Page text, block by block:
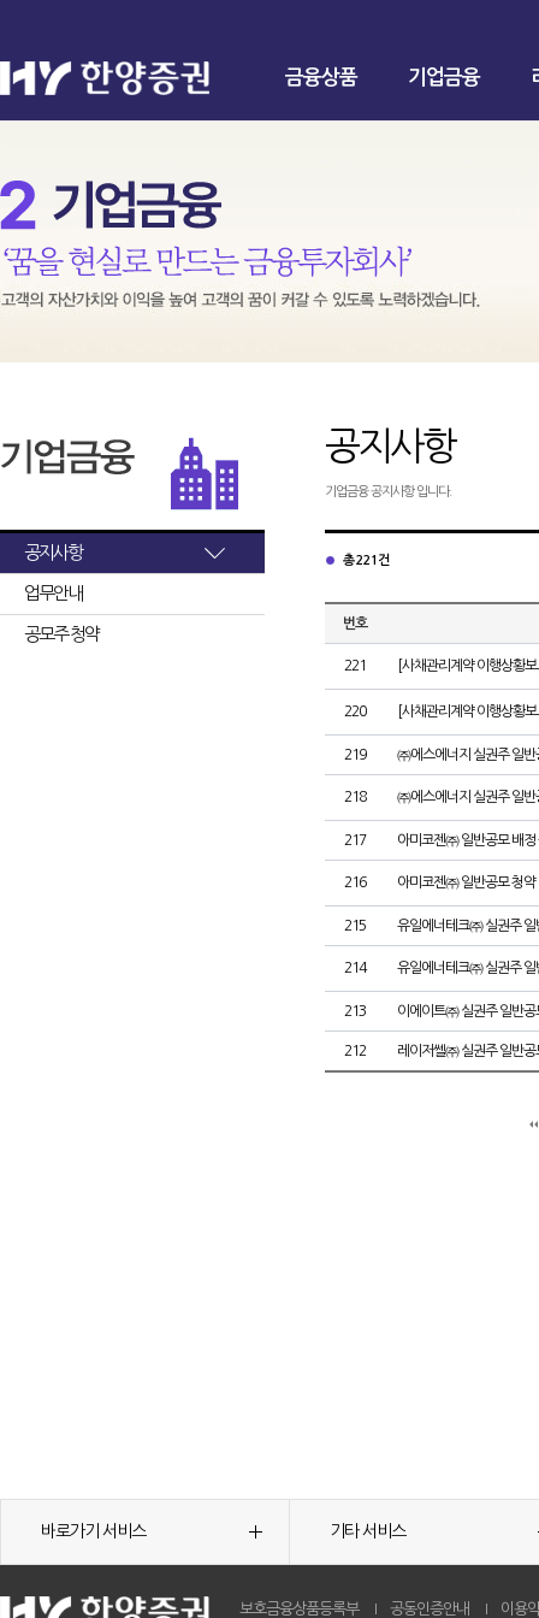
금융상품 기업금융
공지사항
업무안내
공모주 청약
공지사항
기업금융 공지사항 입니다.
총 221건
번호
221 [사채관리계약 이행상황
220 [사채관리계약 이행상황
219 ㈜에스에너지 실권주 일반
218 ㈜에스에너지 실권주 일반
217 아미코젠㈜ 일반공모 배정
216 아미코젠㈜ 일반공모 청약
215 유일에너테크㈜ 실권주 일
214 유일에너테크㈜ 실권주 일
213 이에이트㈜ 실권주 일반공
212 레이저쎌㈜ 실권주 일반공
바로가기 서비스 기타 서비스
보호금융상품등록부 공동인증안내 이용